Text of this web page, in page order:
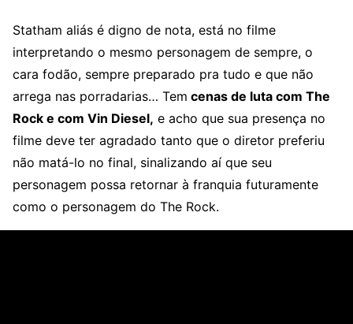
Statham aliás é digno de nota, está no filme
interpretando o mesmo personagem de sempre, o
cara fodão, sempre preparado pra tudo e que não
arrega nas porradarias… Tem cenas de luta com The
Rock e com Vin Diesel, e acho que sua presença no
filme deve ter agradado tanto que o diretor preferiu
não matá-lo no final, sinalizando aí que seu
personagem possa retornar à franquia futuramente
como o personagem do The Rock.